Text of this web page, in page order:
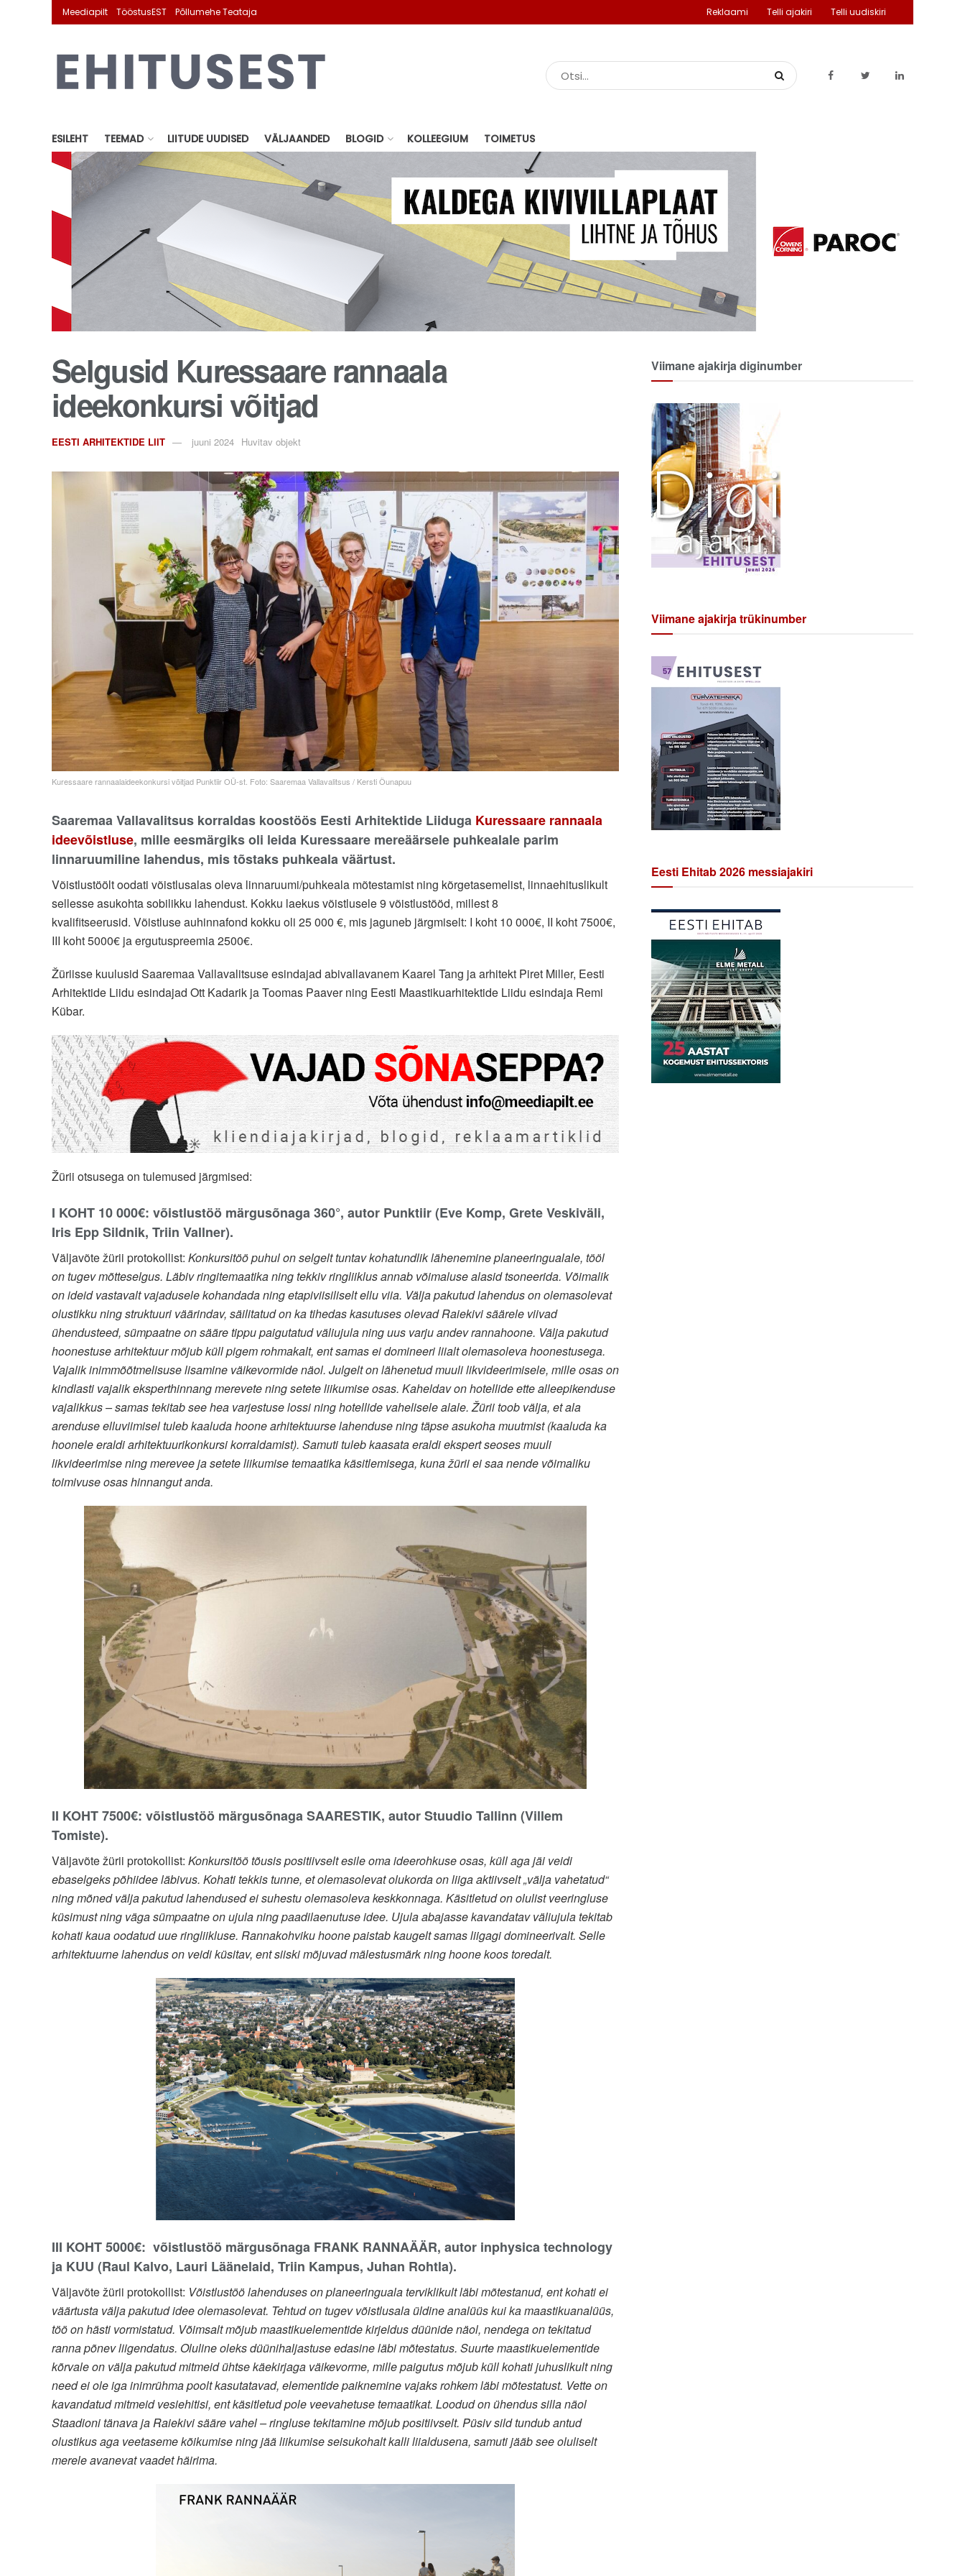
Meediapilt TööstusEST Põllumehe Teataja Reklaami Telli ajakiri Telli uudiskiri
ESILEHT TEEMAD LIITUDE UUDISED VÄLJAANDED BLOGID KOLLEEGIUM TOIMETUS
Selgusid Kuressaare rannaala
ideekonkursi võitjad
EESTI ARHITEKTIDE LIIT juuni 2024 Huvitav objekt
Kuressaare rannaalaideekonkursi võitjad Punktiir OÜ-st. Foto: Saaremaa Vallavalitsus / Kersti Õunapuu
Saaremaa Vallavalitsus korraldas koostöös Eesti Arhitektide Liiduga Kuressaare rannaala
ideevõistluse, mille eesmärgiks oli leida Kuressaare mereäärsele puhkealale parim
linnaruumiline lahendus, mis tõstaks puhkeala väärtust.
Võistlustöölt oodati võistlusalas oleva linnaruumi/puhkeala mõtestamist ning kõrgetasemelist, linnaehituslikult
sellesse asukohta sobilikku lahendust. Kokku laekus võistlusele 9 võistlustööd, millest 8
kvalifitseerusid. Võistluse auhinnafond kokku oli 25 000 €, mis jaguneb järgmiselt: I koht 10 000€, II koht 7500€,
III koht 5000€ ja ergutuspreemia 2500€.
Žüriisse kuulusid Saaremaa Vallavalitsuse esindajad abivallavanem Kaarel Tang ja arhitekt Piret Miller, Eesti
Arhitektide Liidu esindajad Ott Kadarik ja Toomas Paaver ning Eesti Maastikuarhitektide Liidu esindaja Remi
Kübar.
Žürii otsusega on tulemused järgmised:
I KOHT 10 000€: võistlustöö märgusõnaga 360°, autor Punktiir (Eve Komp, Grete Veskiväli,
Iris Epp Sildnik, Triin Vallner).
Väljavõte žürii protokollist: Konkursitöö puhul on selgelt tuntav kohatundlik lähenemine planeeringualale, tööl
on tugev mõtteselgus. Läbiv ringitemaatika ning tekkiv ringliiklus annab võimaluse alasid tsoneerida. Võimalik
on ideid vastavalt vajadusele kohandada ning etapiviisiliselt ellu viia. Välja pakutud lahendus on olemasolevat
olustikku ning struktuuri väärindav, säilitatud on ka tihedas kasutuses olevad Raiekivi säärele viivad
ühendusteed, sümpaatne on sääre tippu paigutatud väliujula ning uus varju andev rannahoone. Välja pakutud
hoonestuse arhitektuur mõjub küll pigem rohmakalt, ent samas ei domineeri liialt olemasoleva hoonestusega.
Vajalik inimmõõtmelisuse lisamine väikevormide näol. Julgelt on lähenetud muuli likvideerimisele, mille osas on
kindlasti vajalik eksperthinnang merevete ning setete liikumise osas. Kaheldav on hotellide ette alleepikenduse
vajalikkus – samas tekitab see hea varjestuse lossi ning hotellide vahelisele alale. Žürii toob välja, et ala
arenduse elluviimisel tuleb kaaluda hoone arhitektuurse lahenduse ning täpse asukoha muutmist (kaaluda ka
hoonele eraldi arhitektuurikonkursi korraldamist). Samuti tuleb kaasata eraldi ekspert seoses muuli
likvideerimise ning merevee ja setete liikumise temaatika käsitlemisega, kuna žürii ei saa nende võimaliku
toimivuse osas hinnangut anda.
II KOHT 7500€: võistlustöö märgusõnaga SAARESTIK, autor Stuudio Tallinn (Villem
Tomiste).
Väljavõte žürii protokollist: Konkursitöö tõusis positiivselt esile oma ideerohkuse osas, küll aga jäi veidi
ebaselgeks põhiidee läbivus. Kohati tekkis tunne, et olemasolevat olukorda on liiga aktiivselt „välja vahetatud“
ning mõned välja pakutud lahendused ei suhestu olemasoleva keskkonnaga. Käsitletud on olulist veeringluse
küsimust ning väga sümpaatne on ujula ning paadilaenutuse idee. Ujula abajasse kavandatav väliujula tekitab
kohati kaua oodatud uue ringliikluse. Rannakohviku hoone paistab kaugelt samas liigagi domineerivalt. Selle
arhitektuurne lahendus on veidi küsitav, ent siiski mõjuvad mälestusmärk ning hoone koos toredalt.
III KOHT 5000€: võistlustöö märgusõnaga FRANK RANNAÄÄR, autor inphysica technology
ja KUU (Raul Kalvo, Lauri Läänelaid, Triin Kampus, Juhan Rohtla).
Väljavõte žürii protokollist: Võistlustöö lahenduses on planeeringuala terviklikult läbi mõtestanud, ent kohati ei
väärtusta välja pakutud idee olemasolevat. Tehtud on tugev võistlusala üldine analüüs kui ka maastikuanalüüs,
töö on hästi vormistatud. Võimsalt mõjub maastikuelementide kirjeldus düünide näol, nendega on tekitatud
ranna põnev liigendatus. Oluline oleks düünihaljastuse edasine läbi mõtestatus. Suurte maastikuelementide
kõrvale on välja pakutud mitmeid ühtse käekirjaga väikevorme, mille paigutus mõjub küll kohati juhuslikult ning
need ei ole iga inimrühma poolt kasutatavad, elementide paiknemine vajaks rohkem läbi mõtestatust. Vette on
kavandatud mitmeid vesiehitisi, ent käsitletud pole veevahetuse temaatikat. Loodud on ühendus silla näol
Staadioni tänava ja Raiekivi sääre vahel – ringluse tekitamine mõjub positiivselt. Püsiv sild tundub antud
olustikus aga veetaseme kõikumise ning jää liikumise seisukohalt kalli liialdusena, samuti jääb see oluliselt
merele avanevat vaadet häirima.
Viimane ajakirja diginumber
Viimane ajakirja trükinumber
Eesti Ehitab 2026 messiajakiri